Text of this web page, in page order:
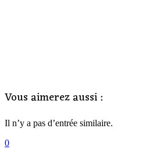
Vous aimerez aussi :
Il n’y a pas d’entrée similaire.
0